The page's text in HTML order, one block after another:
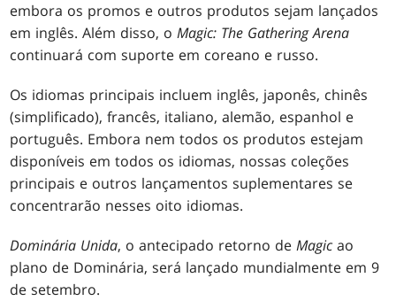
embora os promos e outros produtos sejam lançados
em inglês. Além disso, oMagic: The Gathering Arena
continuará com suporte em coreano e russo.
Os idiomas principais incluem inglês, japonês, chinês
(simplificado), francês, italiano, alemão, espanhol e
português. Embora nem todos os produtos estejam
disponíveis em todos os idiomas, nossas coleções
principais e outros lançamentos suplementares se
concentrarão nesses oito idiomas.
Dominária Unida, o antecipado retorno deMagic ao
plano de Dominária, será lançado mundialmente em 9
de setembro.